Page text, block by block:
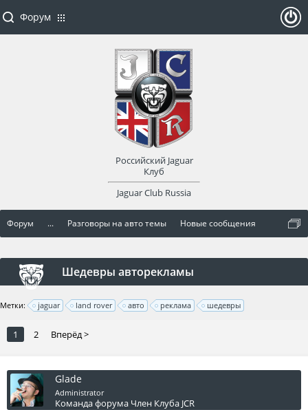
Форум ... Разговоры на авто темы Новые сообщения
Шедевры авторекламы
Метки: jaguar land rover авто реклама шедевры
1 2 Вперёд >
Glade
Administrator
Команда форума Член Клуба JCR
Форум
Российский Jaguar
Клуб
Jaguar Club Russia
оват